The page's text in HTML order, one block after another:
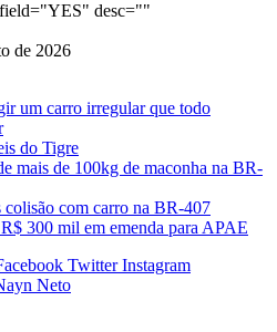
desc=""
de 2026
um carro irregular que todo
do Tigre
mais de 100kg de maconha na BR-
com carro na BR-407
300 mil em emenda para APAE
Twitter Instagram